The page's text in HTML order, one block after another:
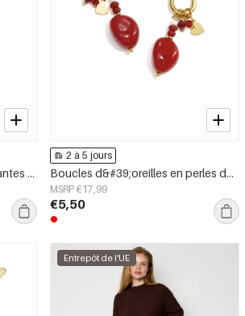
Boucles d&#39;oreilles pendantes en acier inoxydable, motif floral, collection Daily Simple, bijoux pour femmes
2 à 5 jours
Boucles d&#39;oreilles en perles d&#39;acier inoxydable en forme de cœur, collection Daily Simple, bijoux pour femmes
MSRP €17,99
€5,50
Entrepôt de l'UE